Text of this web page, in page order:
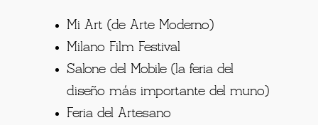
Mi Art (de Arte Moderno)
Milano Film Festival
Salone del Mobile (la feria del
diseño más importante del muno)
Feria del Artesano